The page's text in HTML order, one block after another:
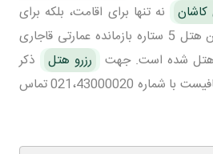
نه تنها برای اقامت، بلکه برای
بازدید هم جالب است. این هتل 5 ستاره بازمانده عمارتی قاجاری
هتل شده است. جهت
رزرو هتل
ذکر
شده با قیمتی استثنایی، کافیست با شماره 021،43000020 تماس